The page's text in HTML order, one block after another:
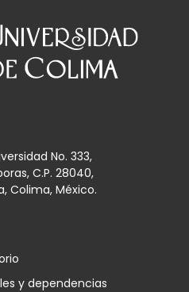
No. 333,
C.P. 28040,
Colima, México.
y dependencias